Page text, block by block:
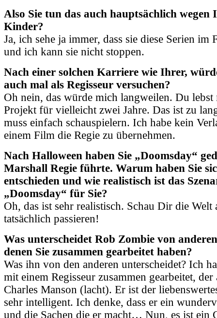
Also Sie tun das auch hauptsächlich wegen
Kinder?
Ja, ich sehe ja immer, dass sie diese Serien im
und ich kann sie nicht stoppen.
Nach einer solchen Karriere wie Ihrer,
auch mal als Regisseur versuchen?
Oh nein, das würde mich langweilen. Du lebst
Projekt für vielleicht zwei Jahre. Das ist zu
muss einfach schauspielern. Ich habe kein
einem Film die Regie zu übernehmen.
Nach Halloween haben Sie „Doomsday“
Marshall Regie führte. Warum haben Sie
entschieden und wie realistisch ist das
„Doomsday“ für Sie?
Oh, das ist sehr realistisch. Schau Dir die Welt
tatsächlich passieren!
Was unterscheidet Rob Zombie von
denen Sie zusammen gearbeitet haben?
Was ihn von den anderen unterscheidet? Ich
mit einem Regisseur zusammen gearbeitet, der
Charles Manson (lacht). Er ist der
sehr intelligent. Ich denke, dass er ein
und die Sachen die er macht… Nun, es ist ein